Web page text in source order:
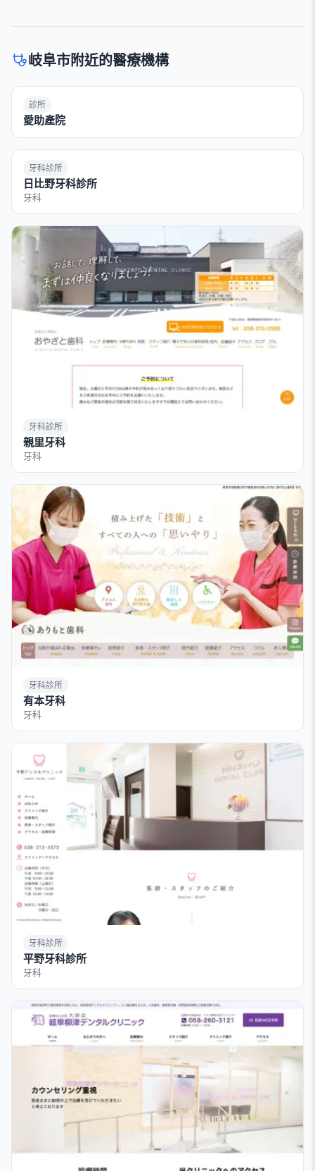
岐阜市附近的醫療機構
診所
愛助產院
牙科診所
日比野牙科診所
牙科
牙科診所
親里牙科
牙科
牙科診所
有本牙科
牙科
牙科診所
平野牙科診所
牙科